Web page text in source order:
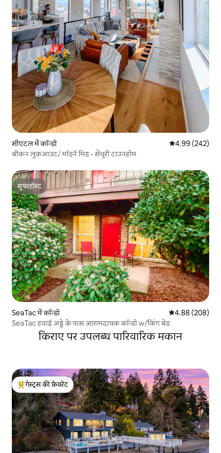
सीएटल में कॉन्डो औसत रेटिंग 5 में से
4.99 (242)
बीकन लुकआउट/ मॉडर्न मिड - सेंचुरी टाउनहोम
सुपरहोस्ट
सुपरहोस्ट
SeaTac में कॉन्डो औसत रेटिंग 5 में से
4.88 (208)
SeaTac हवाई अड्डे के पास आरामदायक कॉन्डो w/किंग बेड
किराए पर उपलब्ध पारिवारिक मकान
गेस्ट्स का टॉप फ़ेवरेट
गेस्ट्स की फ़ेवरेट